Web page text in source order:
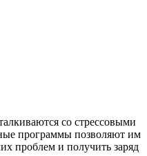
со стрессовыми
программы позволяют им
проблем и получить заряд